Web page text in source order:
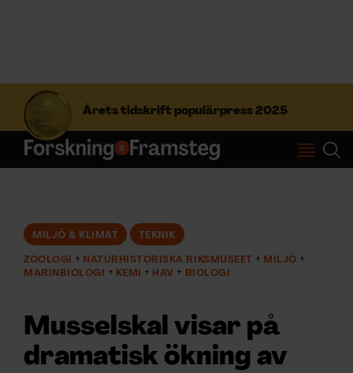
Årets tidskrift populärpress 2025
S
f
t
Prenumerera
NYHETSBREV
ÄMNEN
ARKIV & E-TIDNING
MILJÖ & KLIMAT TEKNIK
ZOOLOGI NATURHISTORISKA RIKSMUSEET
MILJÖ
MARINBIOLOGI
KEMI HAV BIOLOGI
Musselskal visar på
dramatisk ökning av